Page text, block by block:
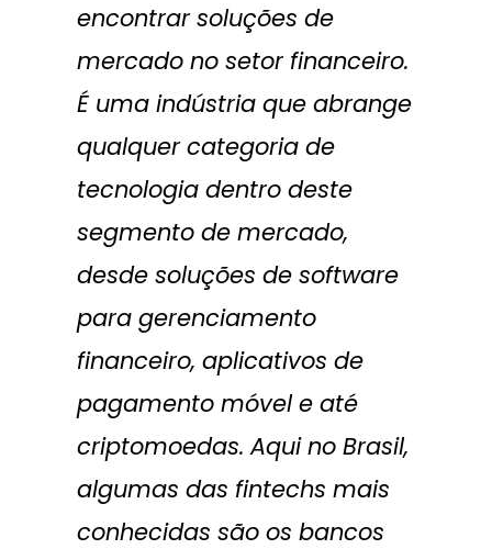
encontrar soluções de
mercado no setor financeiro.
É uma indústria que abrange
qualquer categoria de
tecnologia dentro deste
segmento de mercado,
desde soluções de software
para gerenciamento
financeiro, aplicativos de
pagamento móvel e até
criptomoedas. Aqui no Brasil,
algumas das fintechs mais
conhecidas são os bancos